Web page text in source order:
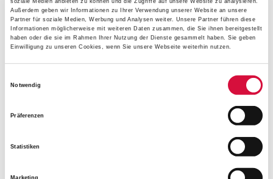
Außerdem geben wir Informationen zu Ihrer Verwendung unserer Website an unsere
Partner für soziale Medien, Werbung und Analysen weiter. Unsere Partner führen diese
Informationen möglicherweise mit weiteren Daten zusammen, die Sie ihnen bereitgestellt
haben oder die sie im Rahmen Ihrer Nutzung der Dienste gesammelt haben. Sie geben
Einwilligung zu unseren Cookies, wenn Sie unsere Webseite weiterhin nutzen.
Notwendig
Präferenzen
Statistiken
Marketing
Mit dem Projekt
"Kochen mit alleinerziehenden Familien"erfahren
Familien das Angenommen werden und Gemeinschaft.
Mit der Initiative"Ich kann kochen"der
und der Barmer konnte die
Katholische Bildungsstätte
in Hanau ein Angebot für
schaffen. Auch beim
Bonifatiuswerk Familien im vergangenen Jahr unterstützt.
Mit einem Druckerkostenzuschuss konnten bedürftige